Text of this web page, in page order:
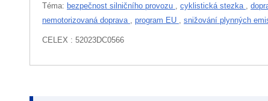
Téma: bezpečnost silničního provozu cyklistická stezka
nemotorizovaná doprava
program EU snižování plynných
CELEX : 52023DC0566